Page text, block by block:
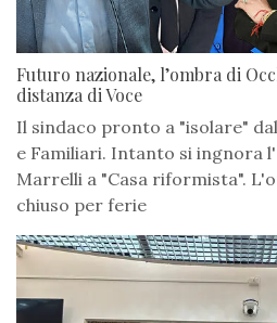
Futuro nazionale, l’ombra di
distanza di Voce
Il sindaco pronto a "isolare"
e Familiari. Intanto si ingnora
Marrelli a "Casa riformista".
chiuso per ferie